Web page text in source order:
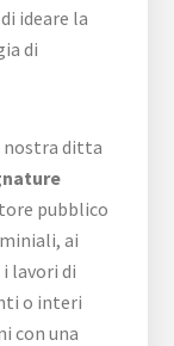
ideare la
di
nostra ditta
pubblico
ai
lavori di
o interi
con una